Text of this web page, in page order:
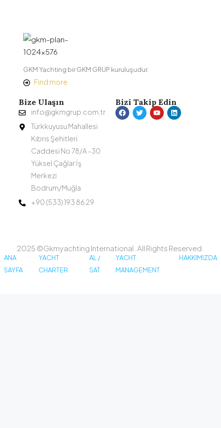
GKM Yachting bir GKM GRUP kuruluşudur.
Find more
Bize Ulaşın
info@gkmgrup.com.tr
Türkkuyusu Mahallesi
Kıbrıs Şehitleri
Caddesi No 78/A -30
Yüksel Çağlar İş
Merkezi
Bodrum/Muğla
+90 (533) 193 86 29
Bizi Takip Edin
2025 ©Gkmyachting International. All Rights Reserved.
ANA
SAYFA
YACHT
CHARTER
AL /
SAT
YACHT
MANAGEMENT
HAKKIMIZDA